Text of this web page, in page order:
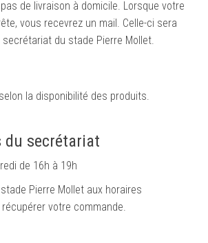
de livraison à domicile. Lorsque votre
vous recevrez un mail. Celle-ci sera
du stade Pierre Mollet.
la disponibilité des produits.
du secrétariat
de 16h à 19h
Pierre Mollet aux horaires
récupérer votre commande.